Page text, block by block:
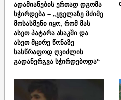
ადამიანების ერთად დგომა
სჭირდება – „ყველაზე მძიმე
მოსასმენი იყო, რომ მას
ასეთ პატარა ასაკში და
ასეთ მცირე წონაზე
სასწრაფოდ ღვიძლის
გადანერგვა სჭირდებოდა“